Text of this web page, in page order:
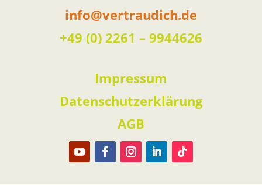
info@vertraudich.de
+49 (0) 2261 – 9944626
Impressum
Datenschutzerklärung
AGB